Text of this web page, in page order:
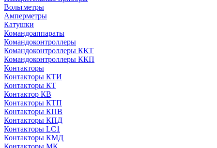
Вольтметры
Амперметры
Катушки
Командоаппараты
Командоконтроллеры
Командоконтроллеры ККТ
Командоконтроллеры ККП
Контакторы
Контакторы КТИ
Контакторы КТ
Контактор КВ
Контакторы КТП
Контакторы КПВ
Контакторы КПД
Контакторы LC1
Контакторы КМД